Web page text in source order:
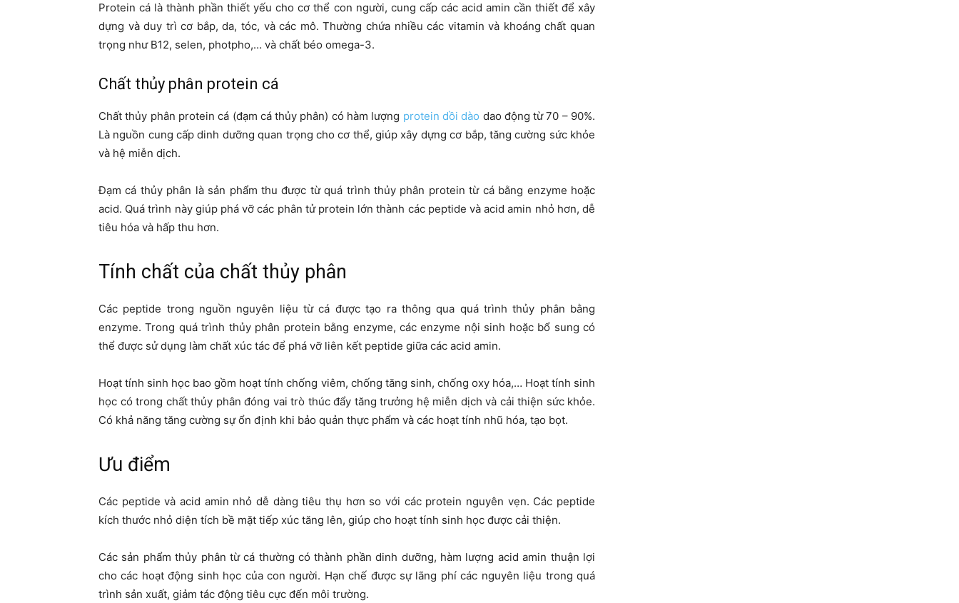
Protein cá là thành phần thiết yếu cho cơ thể con người, cung cấp các acid amin cần thiết để xây
dựng và duy trì cơ bắp, da, tóc, và các mô. Thường chứa nhiều các vitamin và khoáng chất quan
trọng như B12, selen, photpho,… và chất béo omega-3.
Chất thủy phân protein cá
Chất thủy phân protein cá (đạm cá thủy phân) có hàm lượng protein dồi dào dao động từ 70 – 90%.
Là nguồn cung cấp dinh dưỡng quan trọng cho cơ thể, giúp xây dựng cơ bắp, tăng cường sức khỏe
và hệ miễn dịch.
Đạm cá thủy phân là sản phẩm thu được từ quá trình thủy phân protein từ cá bằng enzyme hoặc
acid. Quá trình này giúp phá vỡ các phân tử protein lớn thành các peptide và acid amin nhỏ hơn, dễ
tiêu hóa và hấp thu hơn.
Tính chất của chất thủy phân
Các peptide trong nguồn nguyên liệu từ cá được tạo ra thông qua quá trình thủy phân bằng
enzyme. Trong quá trình thủy phân protein bằng enzyme, các enzyme nội sinh hoặc bổ sung có
thể được sử dụng làm chất xúc tác để phá vỡ liên kết peptide giữa các acid amin.
Hoạt tính sinh học bao gồm hoạt tính chống viêm, chống tăng sinh, chống oxy hóa,… Hoạt tính sinh
học có trong chất thủy phân đóng vai trò thúc đẩy tăng trưởng hệ miễn dịch và cải thiện sức khỏe.
Có khả năng tăng cường sự ổn định khi bảo quản thực phẩm và các hoạt tính nhũ hóa, tạo bọt.
Ưu điểm
Các peptide và acid amin nhỏ dễ dàng tiêu thụ hơn so với các protein nguyên vẹn. Các peptide
kích thước nhỏ diện tích bề mặt tiếp xúc tăng lên, giúp cho hoạt tính sinh học được cải thiện.
Các sản phẩm thủy phân từ cá thường có thành phần dinh dưỡng, hàm lượng acid amin thuận lợi
cho các hoạt động sinh học của con người. Hạn chế được sự lãng phí các nguyên liệu trong quá
trình sản xuất, giảm tác động tiêu cực đến môi trường.